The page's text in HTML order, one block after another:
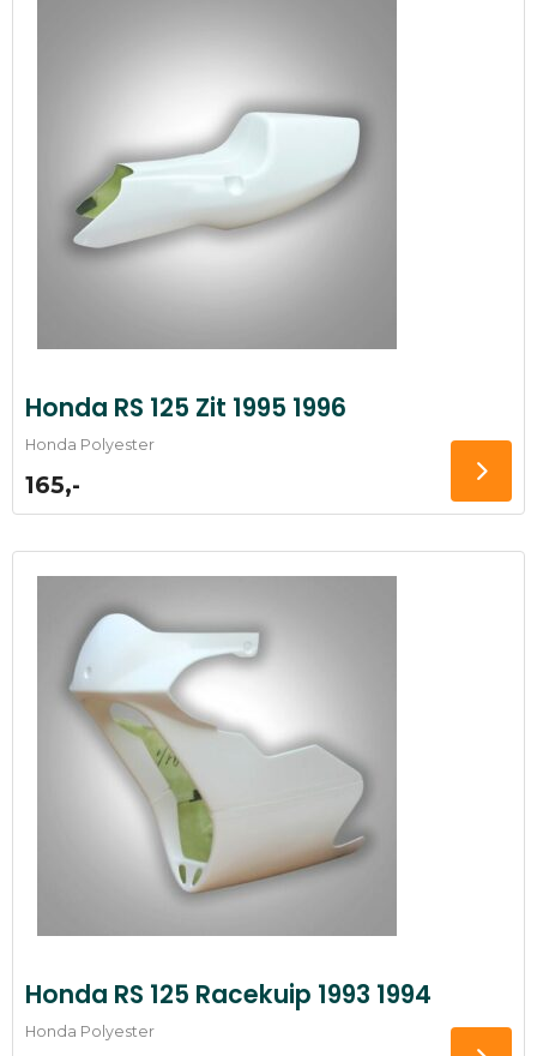
Honda RS 125 Zit 1995 1996
Honda Polyester
165,-
Honda RS 125 Racekuip 1993 1994
Honda Polyester